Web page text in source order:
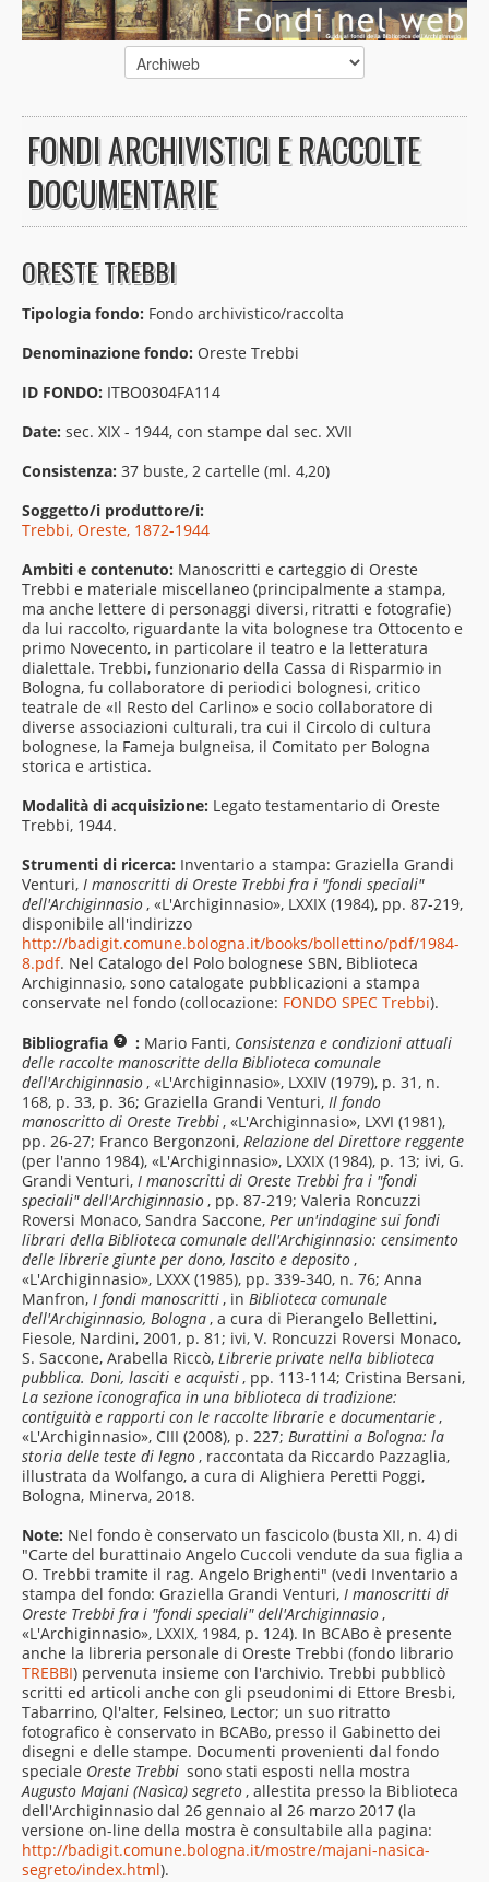
FONDI ARCHIVISTICI E RACCOLTE
DOCUMENTARIE
ORESTE TREBBI
Tipologia fondo: Fondo archivistico/raccolta
Denominazione fondo: Oreste Trebbi
ID FONDO: ITBO0304FA114
Date: sec. XIX - 1944, con stampe dal sec. XVII
Consistenza: 37 buste, 2 cartelle (ml. 4,20)
Soggetto/i produttore/i:
Trebbi, Oreste, 1872-1944
Ambiti e contenuto: Manoscritti e carteggio di Oreste
Trebbi e materiale miscellaneo (principalmente a stampa,
ma anche lettere di personaggi diversi, ritratti e fotografie)
da lui raccolto, riguardante la vita bolognese tra Ottocento e
primo Novecento, in particolare il teatro e la letteratura
dialettale. Trebbi, funzionario della Cassa di Risparmio in
Bologna, fu collaboratore di periodici bolognesi, critico
teatrale de «Il Resto del Carlino» e socio collaboratore di
diverse associazioni culturali, tra cui il Circolo di cultura
bolognese, la Fameja bulgneisa, il Comitato per Bologna
storica e artistica.
Modalità di acquisizione: Legato testamentario di Oreste
Trebbi, 1944.
Strumenti di ricerca: Inventario a stampa: Graziella Grandi
Venturi, I manoscritti di Oreste Trebbi fra i "fondi speciali"
dell'Archiginnasio, «L'Archiginnasio», LXXIX (1984), pp. 87-219,
disponibile all'indirizzo
http://badigit.comune.bologna.it/books/bollettino/pdf/1984-
8.pdf. Nel Catalogo del Polo bolognese SBN, Biblioteca
Archiginnasio, sono catalogate pubblicazioni a stampa
conservate nel fondo (collocazione: FONDO SPEC Trebbi).
Bibliografia
: Mario Fanti, Consistenza e condizioni attuali
delle raccolte manoscritte della Biblioteca comunale
dell'Archiginnasio, «L'Archiginnasio», LXXIV (1979), p. 31, n.
168, p. 33, p. 36; Graziella Grandi Venturi, Il fondo
manoscritto di Oreste Trebbi, «L'Archiginnasio», LXVI (1981),
pp. 26-27; Franco Bergonzoni, Relazione del Direttore reggente
(per l'anno 1984), «L'Archiginnasio», LXXIX (1984), p. 13; ivi, G.
Grandi Venturi, I manoscritti di Oreste Trebbi fra i "fondi
speciali" dell'Archiginnasio, pp. 87-219; Valeria Roncuzzi
Roversi Monaco, Sandra Saccone, Per un'indagine sui fondi
librari della Biblioteca comunale dell'Archiginnasio: censimento
delle librerie giunte per dono, lascito e deposito,
«L'Archiginnasio», LXXX (1985), pp. 339-340, n. 76; Anna
Manfron, I fondi manoscritti, in Biblioteca comunale
dell'Archiginnasio, Bologna, a cura di Pierangelo Bellettini,
Fiesole, Nardini, 2001, p. 81; ivi, V. Roncuzzi Roversi Monaco,
S. Saccone, Arabella Riccò, Librerie private nella biblioteca
pubblica. Doni, lasciti e acquisti, pp. 113-114; Cristina Bersani,
La sezione iconografica in una biblioteca di tradizione:
contiguità e rapporti con le raccolte librarie e documentarie,
«L'Archiginnasio», CIII (2008), p. 227; Burattini a Bologna: la
storia delle teste di legno, raccontata da Riccardo Pazzaglia,
illustrata da Wolfango, a cura di Alighiera Peretti Poggi,
Bologna, Minerva, 2018.
Note: Nel fondo è conservato un fascicolo (busta XII, n. 4) di
"Carte del burattinaio Angelo Cuccoli vendute da sua figlia a
O. Trebbi tramite il rag. Angelo Brighenti" (vedi Inventario a
stampa del fondo: Graziella Grandi Venturi, I manoscritti di
Oreste Trebbi fra i "fondi speciali" dell'Archiginnasio,
«L'Archiginnasio», LXXIX, 1984, p. 124). In BCABo è presente
anche la libreria personale di Oreste Trebbi (fondo librario
TREBBI) pervenuta insieme con l'archivio. Trebbi pubblicò
scritti ed articoli anche con gli pseudonimi di Ettore Bresbi,
Tabarrino, Ql'alter, Felsineo, Lector; un suo ritratto
fotografico è conservato in BCABo, presso il Gabinetto dei
disegni e delle stampe. Documenti provenienti dal fondo
speciale Oreste Trebbi sono stati esposti nella mostra
Augusto Majani (Nasìca) segreto, allestita presso la Biblioteca
dell'Archiginnasio dal 26 gennaio al 26 marzo 2017 (la
versione on-line della mostra è consultabile alla pagina:
http://badigit.comune.bologna.it/mostre/majani-nasica-
segreto/index.html).